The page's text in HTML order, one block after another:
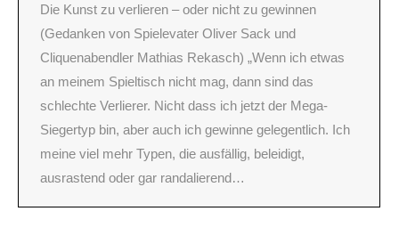
Die Kunst zu verlieren – oder nicht zu gewinnen
(Gedanken von Spielevater Oliver Sack und
Cliquenabendler Mathias Rekasch) „Wenn ich etwas
an meinem Spieltisch nicht mag, dann sind das
schlechte Verlierer. Nicht dass ich jetzt der Mega-
Siegertyp bin, aber auch ich gewinne gelegentlich. Ich
meine viel mehr Typen, die ausfällig, beleidigt,
ausrastend oder gar randalierend…